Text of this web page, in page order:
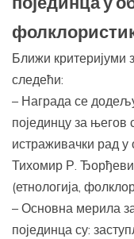
Ближи
следећи:
– Награда се
појединцу за његов
истраживачки рад у
Тихомир Р.
(етнологија,
– Основна мерила
појединца су: